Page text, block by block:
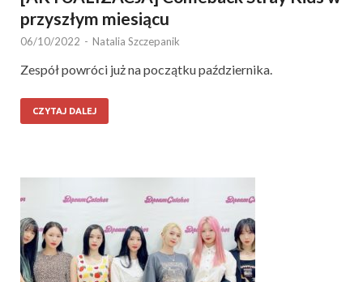
przyszłym miesiącu
06/10/2022 - Natalia Szczepanik
Zespół powróci już na początku października.
CZYTAJ DALEJ